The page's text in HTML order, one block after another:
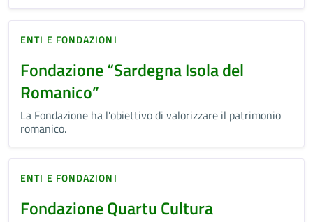
ENTI E FONDAZIONI
Fondazione “Sardegna Isola del
Romanico”
La Fondazione ha l'obiettivo di valorizzare il patrimonio
romanico.
ENTI E FONDAZIONI
Fondazione Quartu Cultura